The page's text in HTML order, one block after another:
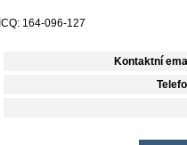
ICQ: 164-096-127
Kontaktní